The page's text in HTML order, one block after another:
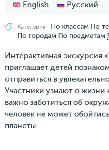
English Русский
Категория По классам По
По городам По предметам
Интерактивная экскурсия
приглашает детей
отправиться в
Участники узнают о
важно заботиться об
человек не может
планеты.